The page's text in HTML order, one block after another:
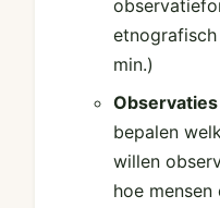
min.)
bepalen
willen
hoe